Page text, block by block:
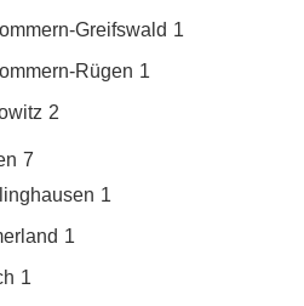
Greifswald 1
Rügen 1
2
7
1
1
1